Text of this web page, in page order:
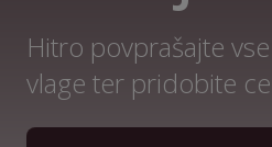
Hitro povprašajte
vlage ter pridobite